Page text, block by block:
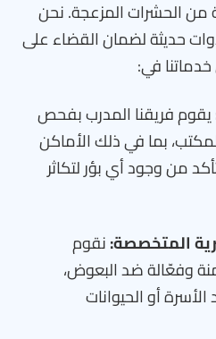
من الحشرات المزعجة. نحن
حديثة لضمان القضاء على
في:
يقوم فريقنا المدرب بفحص
بما في ذلك الأماكن
من وجود أي بؤر لتكاثر
المتخصصة:نقوم
وفعّالة ضد البعوض،
أو الحيوانات